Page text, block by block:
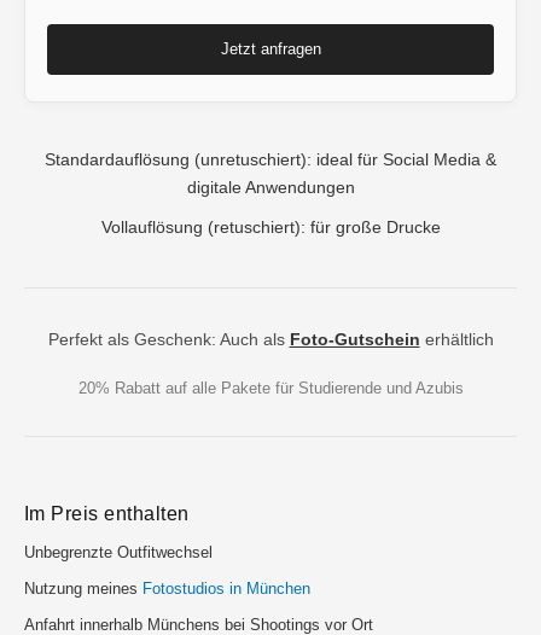
Jetzt anfragen
Standardauflösung (unretuschiert): ideal für Social Media &
digitale Anwendungen
Vollauflösung (retuschiert): für große Drucke
Perfekt als Geschenk: Auch als Foto-Gutschein erhältlich
20% Rabatt auf alle Pakete für Studierende und Azubis
Im Preis enthalten
Unbegrenzte Outfitwechsel
Nutzung meines Fotostudios in München
Anfahrt innerhalb Münchens bei Shootings vor Ort